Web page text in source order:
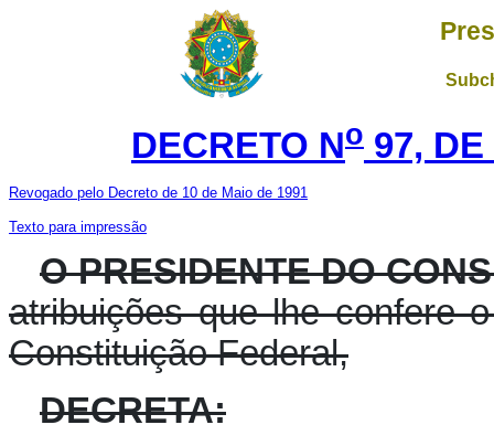
DECRETO No 97,
Revogado pelo Decreto de 10 de Maio de 1991
Texto para impressão
O PRESIDENTE DO
atribuições que lhe confere
Constituição Federal,
DECRETA: